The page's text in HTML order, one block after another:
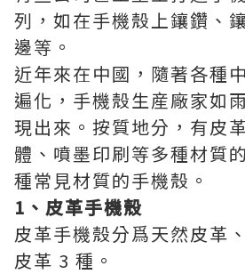
列，如在手機殼上鑲鑽、
邊等。
近年來在中國，隨著各種
遍化，手機殼生産廠家如
現出來。按質地分，有皮
體、噴墨印刷等多種材質
種常見材質的手機殼。
1、皮革手機殼
皮革手機殼分爲天然皮革
皮革 3 種。